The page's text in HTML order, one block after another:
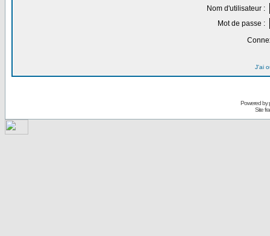
Nom d'utilisateur :
Mot de passe :
J'ai
Powered by
Site